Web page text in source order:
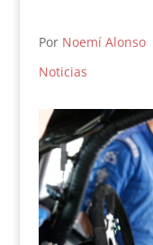
Por Noemí Alonso
Noticias